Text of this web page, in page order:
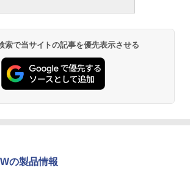
索で当サイトの記事を優先表示させる
の製品情報